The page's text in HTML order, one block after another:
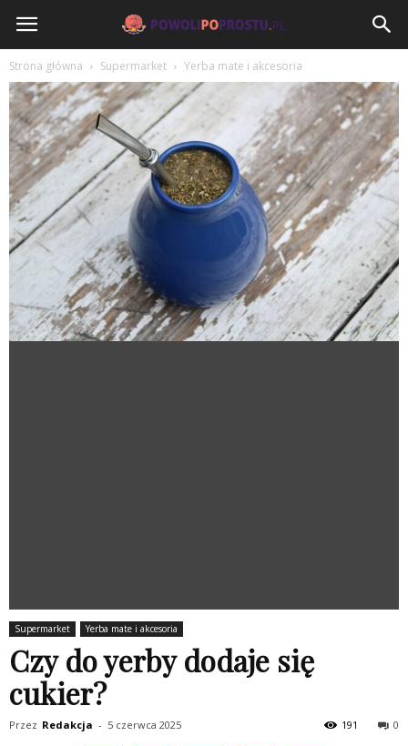
PowoliPoProstu.pl
Strona główna Supermarket Yerba mate i akcesoria
Supermarket Yerba mate i akcesoria
Czy do yerby dodaje się
cukier?
Przez Redakcja - 5 czerwca 2025 0
191